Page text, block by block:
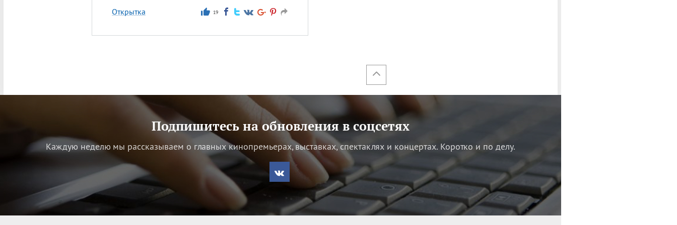
Открытка 19
Подпишитесь на обновления в соцсетях
Каждую неделю мы рассказываем о главных кинопремьерах, выставках, спектаклях и концертах. Коротко и по делу.